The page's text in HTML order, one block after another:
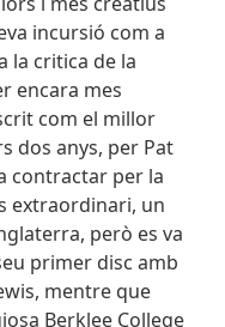
incursió com a
la critica de la
encara mes
com el millor
dos anys, per Pat
contractar per la
extraordinari, un
però es va
primer disc amb
mentre que
Berklee College